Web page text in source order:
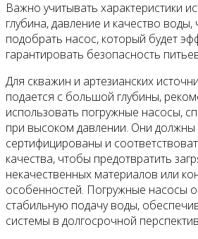
Важно учитывать характеристики
глубина, давление и качество
подобрать насос, который будет
гарантировать безопасность
Для скважин и артезианских
подается с большой глубины,
использовать погружные насосы,
при высоком давлении. Они должны
сертифицированы и
качества, чтобы предотвратить
некачественных материалов или
особенностей. Погружные насосы
стабильную подачу воды,
системы в долгосрочной